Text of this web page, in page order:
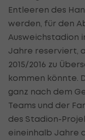
Entleeren des
werden, für den
Ausweichstadion
Jahre reserviert,
2015/2016 zu
kommen könnte.
ganz nach dem
Teams und der
des Stadion-
eineinhalb Jahre